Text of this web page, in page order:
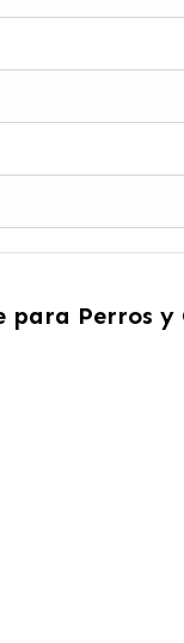
Perros y